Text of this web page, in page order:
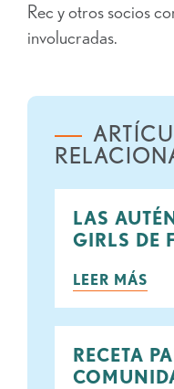
Rec y otros socios
involucradas.
LAS
GIRLS DE
LEER MÁS
RECETA